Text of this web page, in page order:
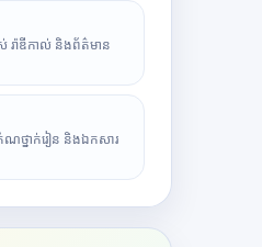
រ៉ាឌីកាល់ និងព័ត៌មាន
ណថ្នាក់រៀន និងឯកសារ